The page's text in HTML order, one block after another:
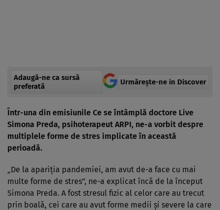
Adaugă-ne ca sursă
preferată
Urmărește-ne in Discover
Într-una din emisiunile Ce se întâmplă doctore Live
Simona Preda, psihoterapeut ARPI, ne-a vorbit despre
multiplele forme de stres implicate în această
perioadă.
„De la apariția pandemiei, am avut de-a face cu mai
multe forme de stres”, ne-a explicat încă de la început
Simona Preda. A fost stresul fizic al celor care au trecut
prin boală, cei care au avut forme medii și severe la care